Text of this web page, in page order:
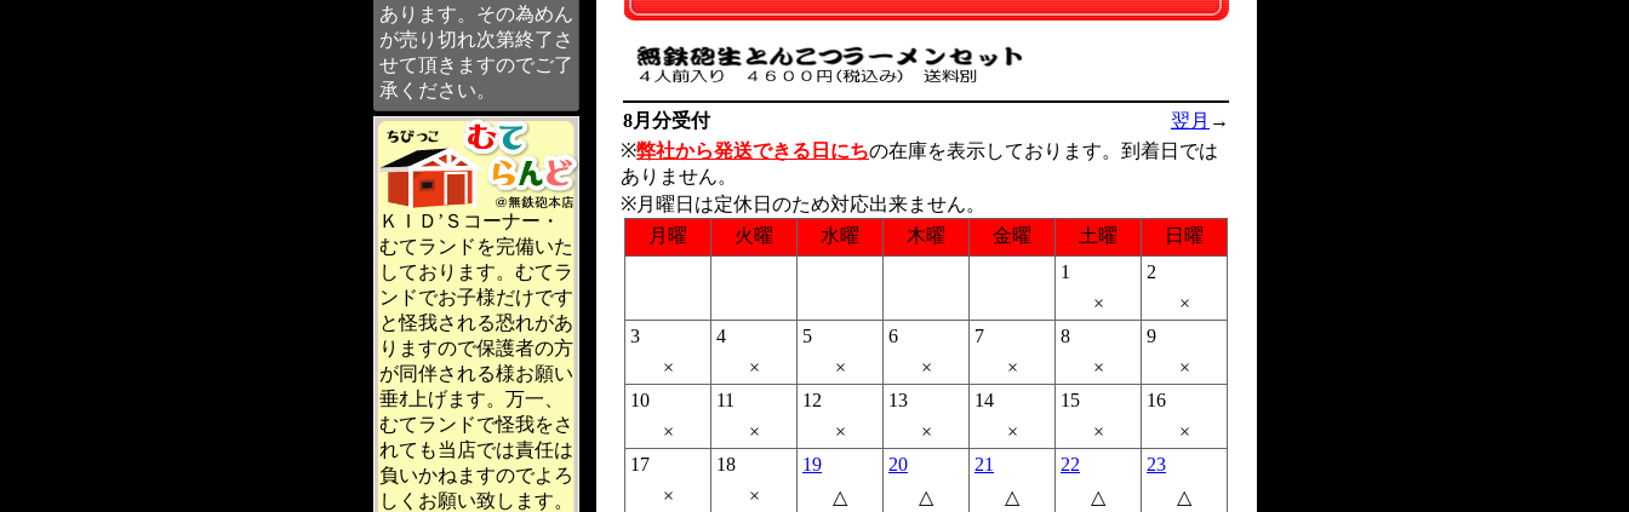
あります。その為めん
が売り切れ次第終了さ
せて頂きますのでご了
承ください。
ＫＩＤ’Ｓコーナー・
むてランドを完備いた
しております。むてラ
ンドでお子様だけです
と怪我される恐れがあ
りますので保護者の方
が同伴される様お願い
垂ｵ上げます。万一、
むてランドで怪我をさ
れても当店では責任は
負いかねますのでよろ
しくお願い致します。
8月分受付 翌月 →
※弊社から発送できる日にちの在庫を表示しております。到着日では
ありません。
※月曜日は定休日のため対応出来ません。
月曜
火曜 水曜 木曜 金曜 土曜
日曜
1
×
2
×
3
×
4
×
5
×
6
×
7
×
8
×
9
×
10
×
11
×
12
×
13
×
14
×
15
×
16
×
17
×
18
×
19
△
20
△
21
△
22
△
23
△